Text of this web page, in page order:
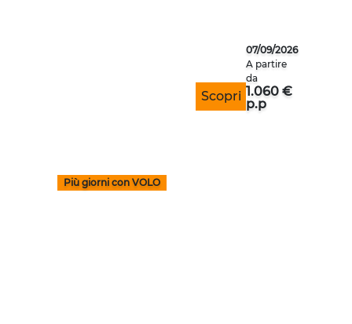
Scopri
07/09/2026
A partire
da
1.060 €
p.p
Più giorni con VOLO